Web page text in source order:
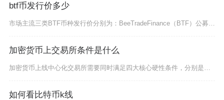
btf币发行价多少
加密货币上交易所条件是什么
如何看比特币k线